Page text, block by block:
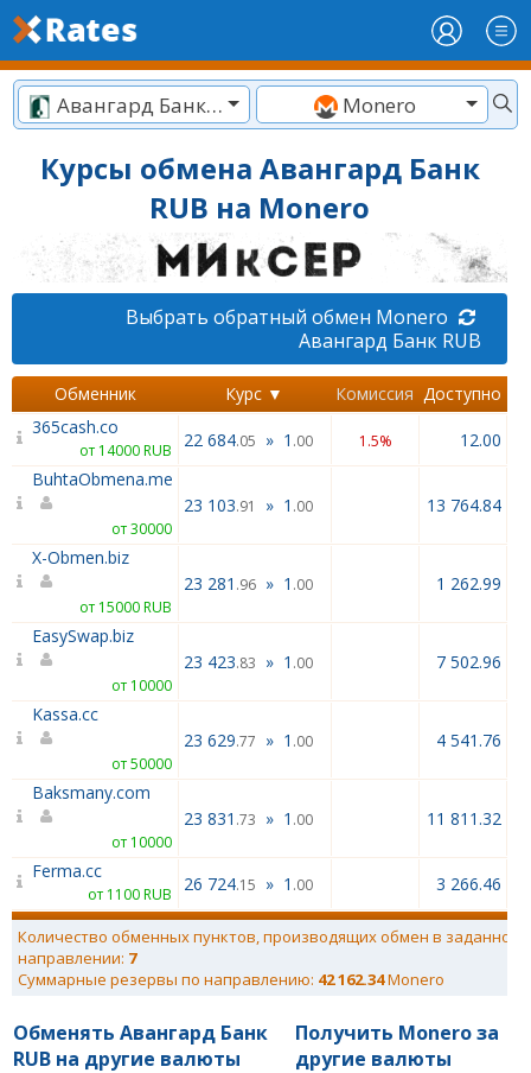
Авангард Банк RUB Monero
Курсы обмена Авангард Банк
RUB на Monero
Выбрать обратный обмен Monero
Авангард Банк RUB
Обменник Курс ▼ Комиссия Доступно
365cash.co
от 14000 RUB 22 684.05 » 1 .00 1.5%
12.00
BuhtaObmena.me
от 30000
23 103.91 » 1 .00 13 764.84
X-Obmen.biz
от 15000 RUB
23 281 .96 » 1 .00 1 262.99
EasySwap.biz
от 10000
23 423.83 » 1 .00 7 502.96
Kassa.cc
от 50000
23 629.77 » 1 .00 4 541.76
Baksmany.com
от 10000
23 831 .73 » 1 .00 11 811.32
Ferma.cc
от 1100 RUB 26 724.15 » 1 .00 3 266.46
Количество обменных пунктов, производящих обмен в заданном
направлении: 7
Суммарные резервы по направлению: 42 162.34Monero
Обменять Авангард Банк
RUB на другие валюты
Получить Monero за
другие валюты